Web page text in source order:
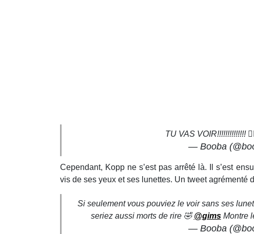
TU VAS VOIR!!!!!!!!!!!!!!
— Booba
Cependant, Kopp ne s’est pas arrêté là. Il s’est
vis de ses yeux et ses lunettes. Un tweet
Si seulement vous pouviez le voir sans ses
seriez aussi morts de rire 🤣 @gimsMontre
— Booba